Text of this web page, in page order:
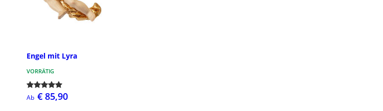
Engel mit Lyra
VORRÄTIG
Ab € 85,90